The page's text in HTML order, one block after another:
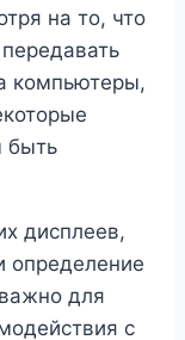
на то, что
компьютеры,
быть
дисплеев,
определение
для
с